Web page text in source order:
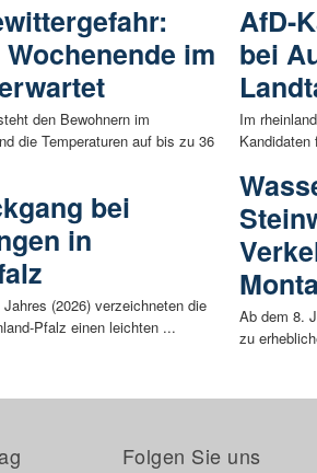
im
den Bewohnern im
die Temperaturen auf bis zu 36
bei
in
(2026) verzeichneten die
Pfalz einen leichten ...
AfD-
bei
Im
Ab dem 8.
zu
Folgen Sie uns